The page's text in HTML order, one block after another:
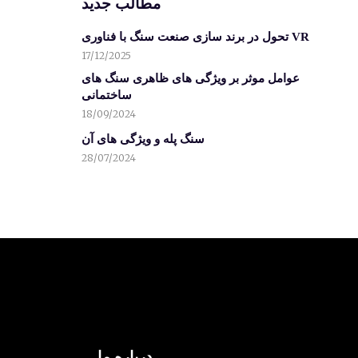
مطالب جدید
تحول در برند سازی صنعت سنگ با فناوری VR
17/12/2025
عوامل موثر بر ویژگی های ظاهری سنگ های
ساختمانی
18/09/2024
سنگ پله و ویژگی های آن
28/07/2024